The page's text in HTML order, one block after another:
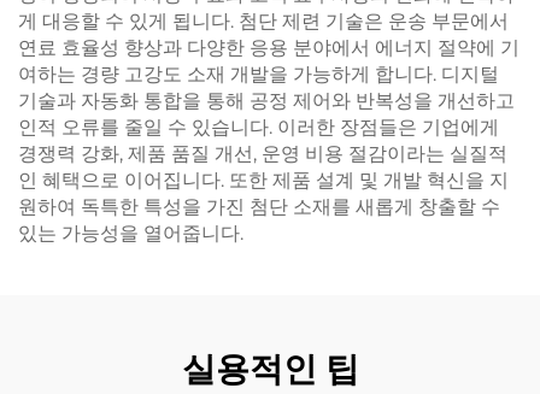
게 대응할 수 있게 됩니다. 첨단 제련 기술은 운송 부문에서
연료 효율성 향상과 다양한 응용 분야에서 에너지 절약에 기
여하는 경량 고강도 소재 개발을 가능하게 합니다. 디지털
기술과 자동화 통합을 통해 공정 제어와 반복성을 개선하고
인적 오류를 줄일 수 있습니다. 이러한 장점들은 기업에게
경쟁력 강화, 제품 품질 개선, 운영 비용 절감이라는 실질적
인 혜택으로 이어집니다. 또한 제품 설계 및 개발 혁신을 지
원하여 독특한 특성을 가진 첨단 소재를 새롭게 창출할 수
있는 가능성을 열어줍니다.
실용적인 팁